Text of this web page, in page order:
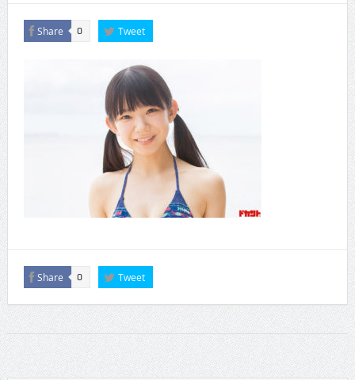
Share 0 Tweet
Share 0 Tweet